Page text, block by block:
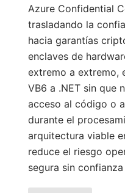
Azure Confidential
trasladando la
hacia garantías
enclaves de
extremo a extremo,
VB6 a .NET sin que
acceso al código o
durante el
arquitectura viable
reduce el riesgo
segura sin